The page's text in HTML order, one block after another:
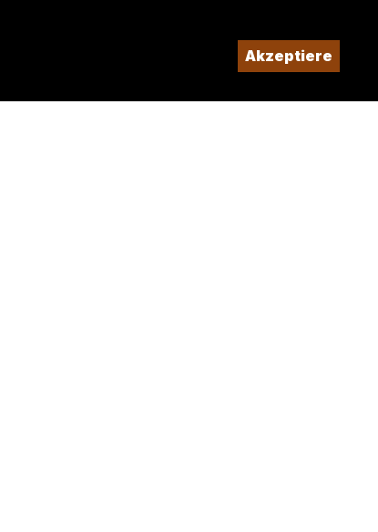
Akzeptiere